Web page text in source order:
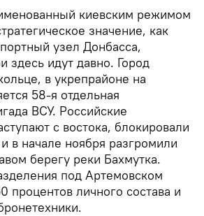
киевским режимом
значение, как
узел Донбасса,
здесь идут давно. Город
в укрепрайоне на
58-я отдельная
ВСУ. Российские
с востока, блокировали
в начале ноября разгромили
берегу реки Бахмутка.
под Артемовском
процентов личного состава и